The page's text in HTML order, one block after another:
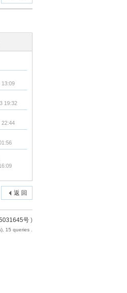
13:09
19:32
22:44
返 回
号 )
15 queries .